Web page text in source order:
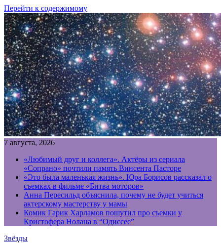
Перейти к содержимому
7 августа, 2026
«Любимый друг и коллега». Актёры из сериала
«Сопрано» почтили память Винсента Пасторе
«Это была маленькая жизнь». Юра Борисов рассказал о
съемках в фильме «Битва моторов»
Анна Пересильд объяснила, почему не будет учиться
актерскому мастерству у мамы
Комик Гарик Харламов пошутил про съемки у
Кристофера Нолана в “Одиссее”
Звёзды